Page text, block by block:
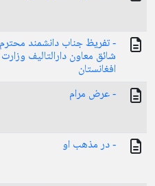
- تفریظ جناب دانشمند
شائق معاون دارالتالیف
افغانستان
- عرض مرام
- در مذهب او